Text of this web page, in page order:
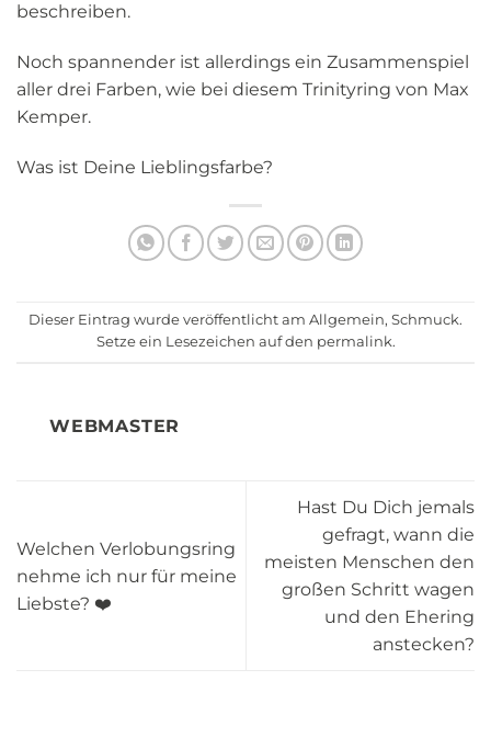
beschreiben.
Noch spannender ist allerdings ein Zusammenspiel
aller drei Farben, wie bei diesem Trinityring von Max
Kemper.
Was ist Deine Lieblingsfarbe?
Dieser Eintrag wurde veröffentlicht am Allgemein, Schmuck.
Setze ein Lesezeichen auf den permalink.
WEBMASTER
Welchen Verlobungsring
nehme ich nur für meine
Liebste? ❤️
Hast Du Dich jemals
gefragt, wann die
meisten Menschen den
großen Schritt wagen
und den Ehering
anstecken?